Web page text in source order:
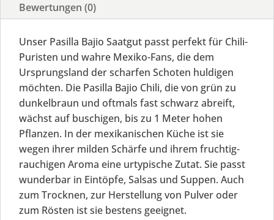
Bewertungen (0)
Unser Pasilla Bajio Saatgut passt perfekt für Chili-
Puristen und wahre Mexiko-Fans, die dem
Ursprungsland der scharfen Schoten huldigen
möchten. Die Pasilla Bajio Chili, die von grün zu
dunkelbraun und oftmals fast schwarz abreift,
wächst auf buschigen, bis zu 1 Meter hohen
Pflanzen. In der mexikanischen Küche ist sie
wegen ihrer milden Schärfe und ihrem fruchtig-
rauchigen Aroma eine urtypische Zutat. Sie passt
wunderbar in Eintöpfe, Salsas und Suppen. Auch
zum Trocknen, zur Herstellung von Pulver oder
zum Rösten ist sie bestens geeignet.